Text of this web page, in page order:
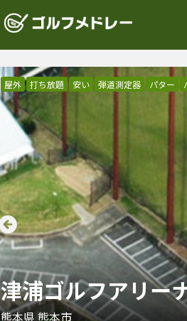
屋外 打ち放題 安い 弾道測定器 パター
津浦ゴルフアリー
熊本県 熊本市